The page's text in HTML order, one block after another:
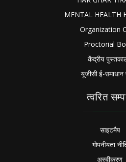
MENTAL HEALTH
Organization
Proctorial
केंद्रीय
यूजीसी ई-समाधान
त्वरित
साइटमैप
गोपनीयता
अस्वीकरण